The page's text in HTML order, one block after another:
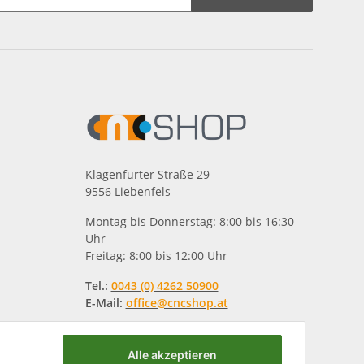
Klagenfurter Straße 29
9556 Liebenfels
Montag bis Donnerstag: 8:00 bis 16:30
Uhr
Freitag: 8:00 bis 12:00 Uhr
Tel.: 0043 (0) 4262 50900
E-Mail: office@cncshop.at
Alle akzeptieren